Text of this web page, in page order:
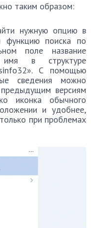
таким образом:
нужную опцию в
функцию поиска по
поле название
в структуре
С помощью
сведения можно
версиям
иконка обычного
и удобнее,
при проблемах